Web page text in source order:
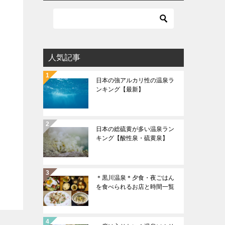
人気記事
日本の強アルカリ性の温泉ラ
ンキング【最新】
日本の総硫黄が多い温泉ラン
キング【酸性泉・硫黄泉】
＊黒川温泉＊夕食・夜ごはん
を食べられるお店と時間一覧